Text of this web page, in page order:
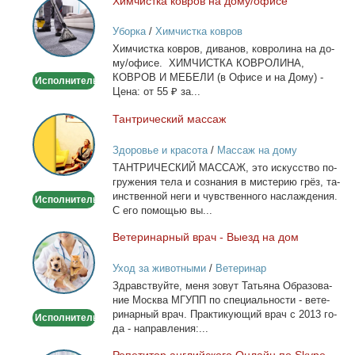
Химчистка
ковров
на
дому/
Исполнитель
Уборка/ Химчистка ковров
Хим­чист­ка ков­ров, ди­ва­нов, ков­ро­ли­на на до­
му/офи­се. ХИМЧИСТКА КОВРОЛИНА,
КОВРОВ И МЕБЕЛИ (в Офи­се и на До­му) -
Це­на: от 55 ₽ за...
Тантрический
массаж
Исполнитель
Тан­три­че­ский мас­саж
Здоровье и красота/ Массаж на дому
ТАНТРИЧЕСКИЙ МАССАЖ, это ис­кус­ство по­
гру­же­ния те­ла и со­зна­ния в ми­сте­рию грёз, та­
ин­ствен­ной неги и чув­ствен­но­го на­сла­жде­ния.
С его по­мо­щью вы...
Ветеринарный
врач
-
Выезд
дом
Исполнитель
Ве­те­ри­нар­ный врач - Вы­езд на дом
Уход за животными/ Ветеринар
Здрав­ствуй­те, ме­ня зо­вут Та­тья­на Об­ра­зо­ва­
ние Москва МГУПП по спе­ци­аль­но­сти - ве­те­
ри­нар­ный врач. Прак­ти­ку­ю­щий врач с 2013 го­
да - на­прав­ле­ния:...